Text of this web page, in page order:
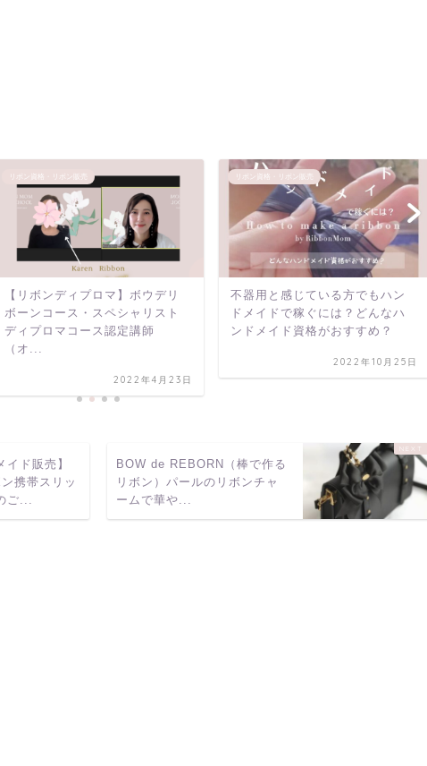
リボン資格・リボン販売
【リボンディプロマ】ボウデリ
ボーンコース・スペシャリスト
ディプロマコース認定講師
（オ...
2022年4月23日
リボン資格・リボン販売
不器用と感じている方でもハン
ドメイドで稼ぐには？どんなハ
ンドメイド資格がおすすめ？
2022年10月25日
イド販売】
携帯スリッ
ご...
BOW de REBORN（棒で作る
リボン）パールのリボンチャ
ームで華や...